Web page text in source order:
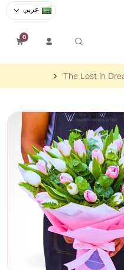
عربي
0
The Lost in